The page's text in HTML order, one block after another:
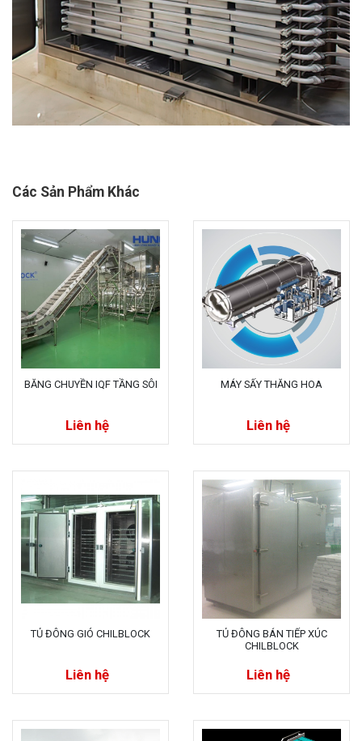
Các Sản Phẩm Khác
BĂNG CHUYỀN IQF TẦNG SÔI
Liên hệ
MÁY SẤY THĂNG HOA
Liên hệ
TỦ ĐÔNG GIÓ CHILBLOCK
Liên hệ
TỦ ĐÔNG BÁN TIẾP XÚC
CHILBLOCK
Liên hệ